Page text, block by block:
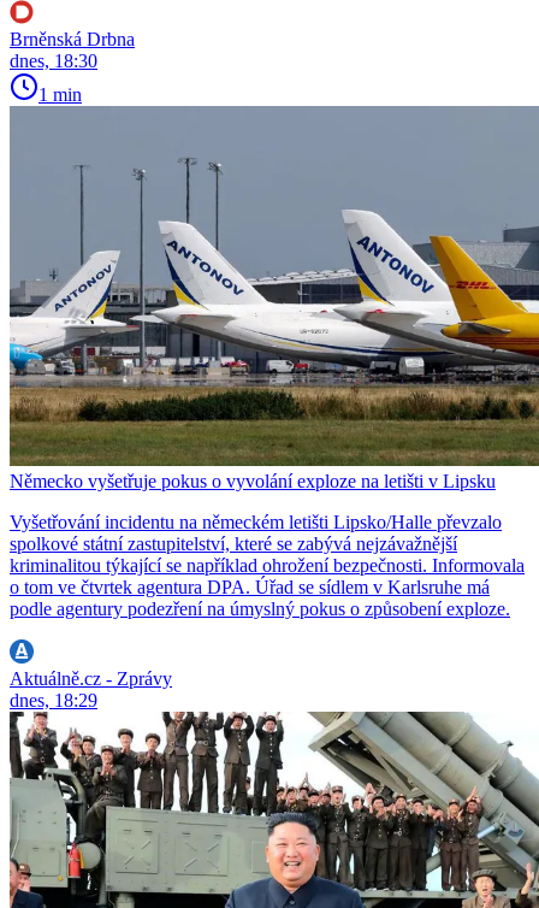
Brněnská Drbna
dnes, 18:30
1 min
Německo vyšetřuje pokus o vyvolání exploze na letišti v Lipsku
Vyšetřování incidentu na německém letišti Lipsko/Halle převzalo
spolkové státní zastupitelství, které se zabývá nejzávažnější
kriminalitou týkající se například ohrožení bezpečnosti. Informovala
o tom ve čtvrtek agentura DPA. Úřad se sídlem v Karlsruhe má
podle agentury podezření na úmyslný pokus o způsobení exploze.
Aktuálně.cz - Zprávy
dnes, 18:29